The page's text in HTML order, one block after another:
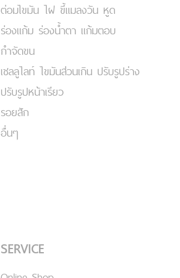
ต่อมไขมัน ไฝ ขี้แมลงวัน หูด
ร่องแก้ม ร่องน้ำตา แก้มตอบ
กำจัดขน
เชลลูไลท์ ไขมันส่วนเกิน ปรับรูปร่าง
ปรับรูปหน้าเรียว
รอยสัก
อื่นๆ
SERVICE